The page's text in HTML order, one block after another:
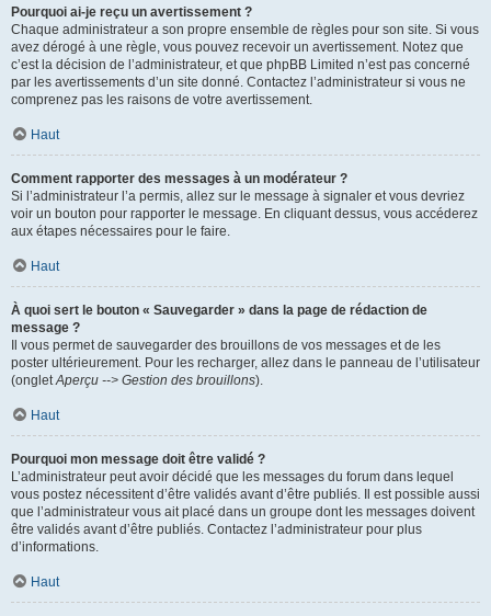
Pourquoi ai-je reçu un avertissement ?
Chaque administrateur a son propre ensemble de règles pour son site. Si vous
avez dérogé à une règle, vous pouvez recevoir un avertissement. Notez que
c’est la décision de l’administrateur, et que phpBB Limited n’est pas concerné
par les avertissements d’un site donné. Contactez l’administrateur si vous ne
comprenez pas les raisons de votre avertissement.
Haut
Comment rapporter des messages à un modérateur ?
Si l’administrateur l’a permis, allez sur le message à signaler et vous devriez
voir un bouton pour rapporter le message. En cliquant dessus, vous accéderez
aux étapes nécessaires pour le faire.
Haut
À quoi sert le bouton « Sauvegarder » dans la page de rédaction de
message ?
Il vous permet de sauvegarder des brouillons de vos messages et de les
poster ultérieurement. Pour les recharger, allez dans le panneau de l’utilisateur
(ongletAperçu --> Gestion des brouillons).
Haut
Pourquoi mon message doit être validé ?
L’administrateur peut avoir décidé que les messages du forum dans lequel
vous postez nécessitent d’être validés avant d’être publiés. Il est possible aussi
que l’administrateur vous ait placé dans un groupe dont les messages doivent
être validés avant d’être publiés. Contactez l’administrateur pour plus
d’informations.
Haut